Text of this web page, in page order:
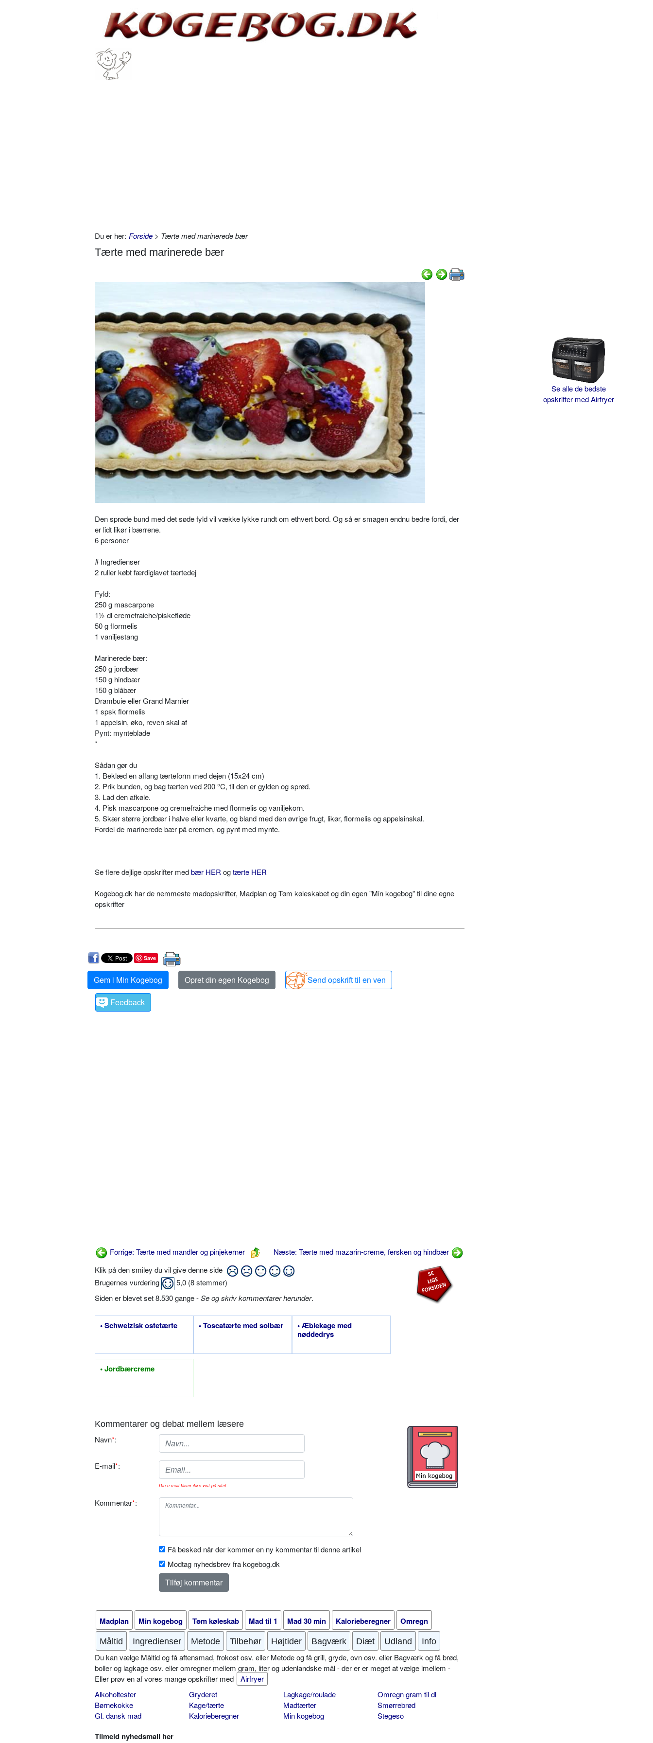
Du er her: Forside > Tærte med marinerede bær
Tærte med marinerede bær
Den sprøde bund med det søde fyld vil vække lykke rundt om ethvert bord. Og så er smagen endnu bedre fordi, der
er lidt likør i bærrene.
6 personer
# Ingredienser
2 ruller købt færdiglavet tærtedej
Fyld:
250 g mascarpone
1½ dlcremefraiche/piskefløde
50 g flormelis
1 vaniljestang
Marinerede bær:
250 g jordbær
150 g hindbær
150 g blåbær
Drambuie eller Grand Marnier
1 spsk flormelis
1 appelsin, øko, reven skal af
Pynt: mynteblade
*
Sådan gør du
1. Beklæd en aflang tærteform med dejen (15x24 cm)
2. Prik bunden, og bag tærten ved 200 °C, til den er gylden og sprød.
3. Lad den afkøle.
4. Pisk mascarpone og cremefraiche med flormelis og vaniljekorn.
5. Skær større jordbær i halve eller kvarte, og bland med den øvrige frugt, likør, flormelis og appelsinskal.
Fordel de marinerede bær på cremen, og pynt med mynte.
Se flere dejlige opskrifter medbær HER ogtærte HER
Kogebog.dk har de nemmeste madopskrifter, Madplan og Tøm køleskabet og din egen "Min kogebog" til dine egne
opskrifter
Save
Gem i Min Kogebog Opret din egen Kogebog
Send opskrift til en ven
Feedback
Forrige: Tærte med mandler og pinjekerner
Næste: Tærte med mazarin-creme, fersken og hindbær
Klik på den smiley du vil give denne side
Brugernes vurdering
5,0 (8stemmer)
Siden er blevet set 8.530 gange -Se og skriv kommentarer herunder.
• Schweizisk ostetærte • Toscatærte med solbær
• Æblekage med
nøddedrys
• Jordbærcreme
Kommentarer og debat mellem læsere
Navn*:
E-mail*:
Din e-mail bliver ikke vist på sitet.
Kommentar*:
Få besked når der kommer en ny kommentar til denne artikel
Modtag nyhedsbrev fra kogebog.dk
Madplan Min kogebog Tøm køleskab Mad til 1 Mad 30 min Kalorieberegner Omregn
Måltid Ingredienser Metode Tilbehør Højtider Bagværk Diæt Udland Info
Du kan vælge Måltid og få aftensmad, frokost osv. eller Metode og få grill, gryde, ovn osv. eller Bagværk og få brød,
boller og lagkage osv. eller omregner mellem gram, liter og udenlandske mål - der er er meget at vælge imellem -
Eller prøv en af vores mange opskrifter med
Airfryer
Alkoholtester
Børnekokke
Gl. dansk mad
Gryderet
Kage/tærte
Kalorieberegner
Lagkage/roulade
Madtærter
Min kogebog
Omregn gram til dl
Smørrebrød
Stegeso
Tilmeld nyhedsmail her
Se alle de bedste
opskrifter med Airfryer